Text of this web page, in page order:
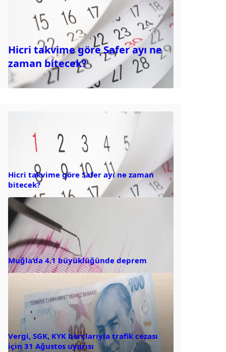
Hicri takvime göre Safer ayı ne
zaman bitecek?
Hicri takvime göre Safer ayı ne zaman
bitecek?
Muğla’da 4.1 büyüklüğünde deprem
Vergi, SGK, KYK borçlarıyla trafik cezası
için 31 Ağustos uyarısı